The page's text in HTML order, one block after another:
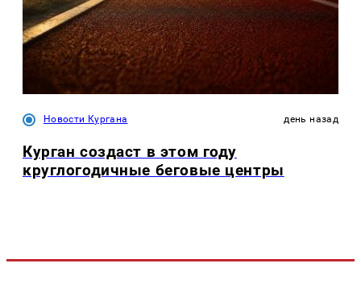
Новости Кургана день назад
Курган создаст в этом году
круглогодичные беговые центры